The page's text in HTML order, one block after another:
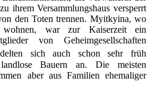
ihrem Versammlungshaus versperrt
den Toten trennen. Myitkyina, wo
wohnen, war zur Kaiserzeit ein
von Geheimgesellschaften
sich auch schon sehr früh
Bauern an. Die meisten
aber aus Familien ehemaliger